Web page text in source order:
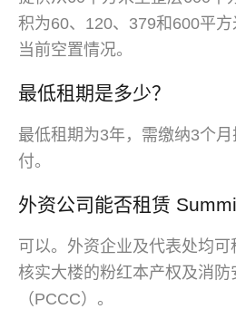
积为60、120、379和600平
当前空置情况。
最低租期是多少？
最低租期为3年，需缴纳3个
付。
外资公司能否租赁
可以。外资企业及代表处均
核实大楼的粉红本产权及消防
（PCCC）。